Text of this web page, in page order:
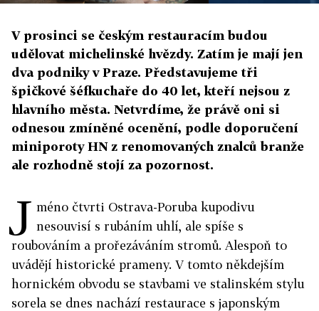
V prosinci se českým restauracím budou
udělovat michelinské hvězdy. Zatím je mají jen
dva podniky v Praze. Představujeme tři
špičkové šéfkuchaře do 40 let, kteří nejsou z
hlavního města. Netvrdíme, že právě oni si
odnesou zmíněné ocenění, podle doporučení
miniporoty HN z renomovaných znalců branže
ale rozhodně stojí za pozornost.
J méno čtvrti Ostrava-Poruba kupodivu
nesouvisí s rubáním uhlí, ale spíše s
roubováním a prořezáváním stromů. Alespoň to
uvádějí historické prameny. V tomto někdejším
hornickém obvodu se stavbami ve stalinském stylu
sorela se dnes nachází restaurace s japonským